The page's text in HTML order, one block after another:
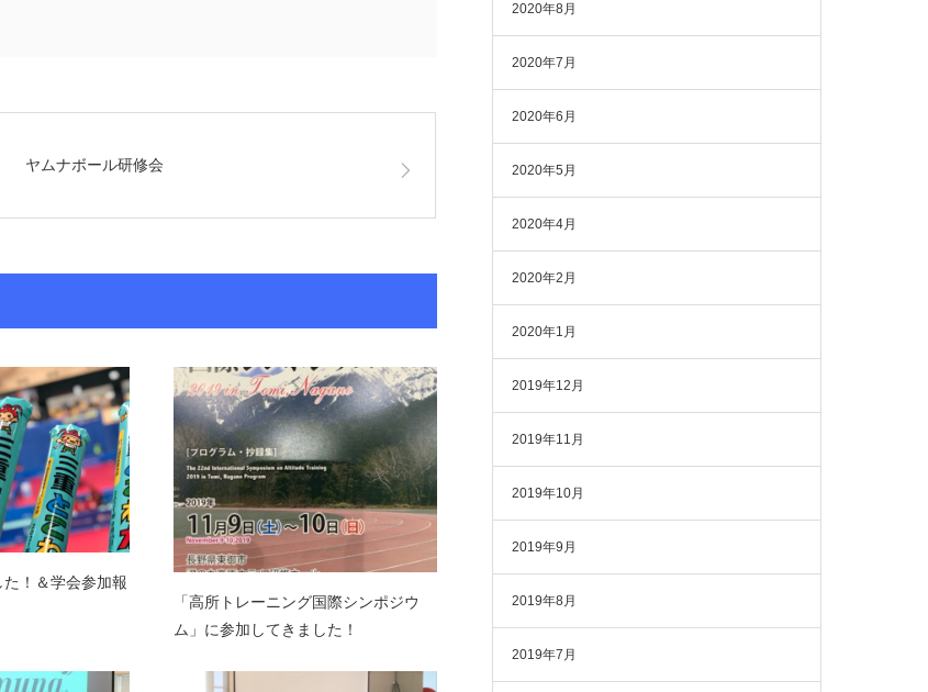
ヤムナボール研修会
！＆学会参加報
「高所トレーニング国際シンポジウ
ム」に参加してきました！
2020年8月
2020年7月
2020年6月
2020年5月
2020年4月
2020年2月
2020年1月
2019年12月
2019年11月
2019年10月
2019年9月
2019年8月
2019年7月